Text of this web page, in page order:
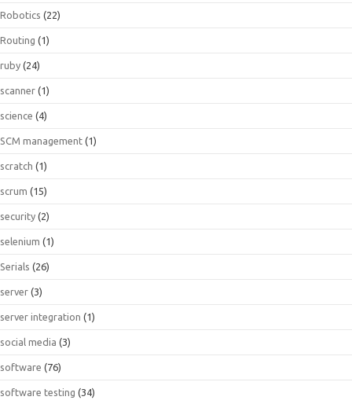
Robotics (22)
Routing (1)
ruby (24)
scanner (1)
science (4)
SCM management (1)
scratch (1)
scrum (15)
security (2)
selenium (1)
Serials (26)
server (3)
server integration (1)
social media (3)
software (76)
software testing (34)